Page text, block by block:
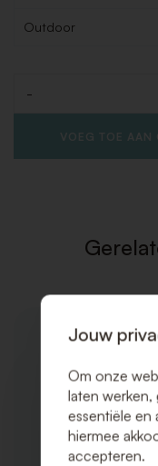
Outdoor
-
VOEG TOE AAN
Jouw
Om onze
laten werken,
essentiële en
hiermee
accepteren.